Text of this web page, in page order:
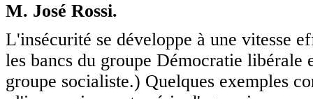
M. José Rossi.
L'insécurité se développe à une vitesse
les bancs du groupe Démocratie libérale
groupe socialiste.) Quelques exemples